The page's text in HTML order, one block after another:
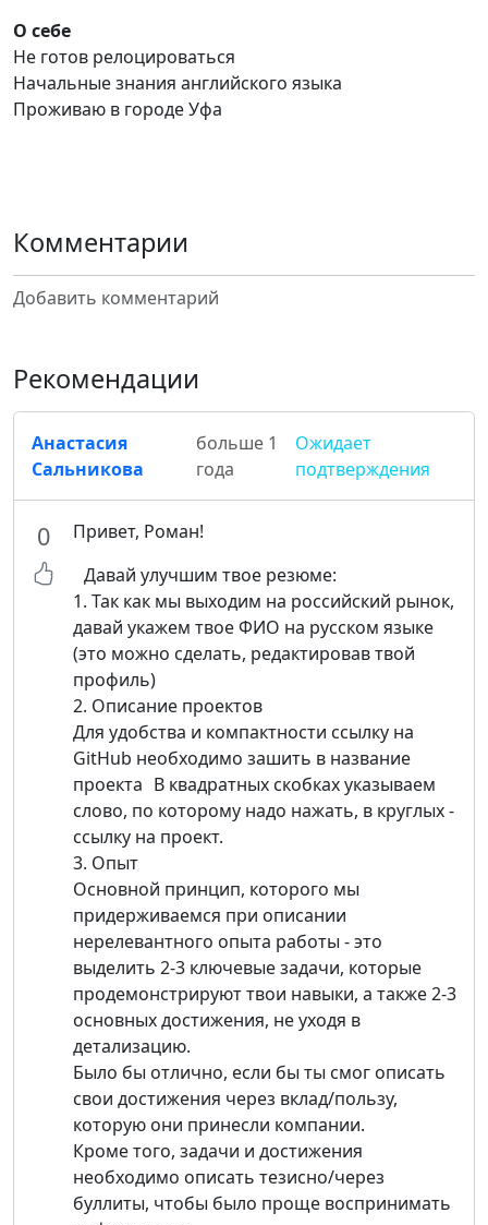
О себе
Не готов релоцироваться
Начальные знания английского языка
Проживаю в городе Уфа
Комментарии
Добавить комментарий
Рекомендации
Анастасия
Сальникова
больше 1
года
Ожидает
подтверждения
0
Привет, Роман!
Давай улучшим твое резюме:
1. Так как мы выходим на российский рынок,
давай укажем твое ФИО на русском языке
(это можно сделать, редактировав твой
профиль)
2. Описание проектов
Для удобства и компактности ссылку на
GitHub необходимо зашить в название
проекта В квадратных скобках указываем
слово, по которому надо нажать, в круглых -
ссылку на проект.
3. Опыт
Основной принцип, которого мы
придерживаемся при описании
нерелевантного опыта работы - это
выделить 2-3 ключевые задачи, которые
продемонстрируют твои навыки, а также 2-3
основных достижения, не уходя в
детализацию.
Было бы отлично, если бы ты смог описать
свои достижения через вклад/пользу,
которую они принесли компании.
Кроме того, задачи и достижения
необходимо описать тезисно/через
буллиты, чтобы было проще воспринимать